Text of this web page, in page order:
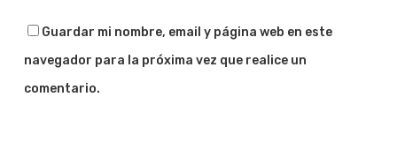
Guardar mi nombre, email y página web en este
navegador para la próxima vez que realice un
comentario.